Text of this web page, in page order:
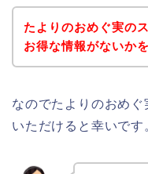
たよりのおめぐ実の
お得な情報がないか
なのでたよりのおめ
いただけると幸いです